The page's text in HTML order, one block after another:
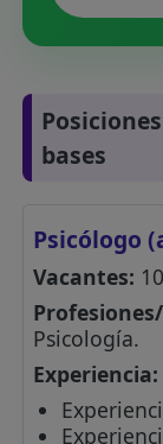
bases
Psicólogo
Vacantes: 10
Psicología.
Experiencia: